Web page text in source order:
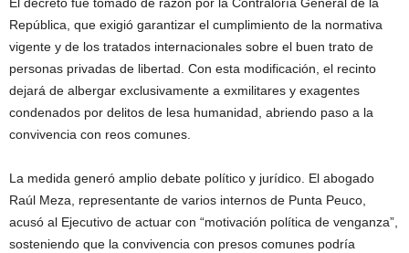
República, que exigió garantizar el cumplimiento de la normativa
vigente y de los tratados internacionales sobre el buen trato de
personas privadas de libertad. Con esta modificación, el recinto
dejará de albergar exclusivamente a exmilitares y exagentes
condenados por delitos de lesa humanidad, abriendo paso a la
convivencia con reos comunes.
La medida generó amplio debate político y jurídico. El abogado
Raúl Meza, representante de varios internos de Punta Peuco,
acusó al Ejecutivo de actuar con “motivación política de venganza”,
sosteniendo que la convivencia con presos comunes podría